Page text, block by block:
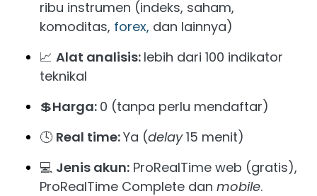
ribu instrumen (indeks, saham,
komoditas, forex, dan lainnya)
📈 Alat analisis: lebih dari 100 indikator
teknikal
💲Harga: 0 (tanpa perlu mendaftar)
🕓 Real time:Ya (delay15 menit)
💻 Jenis akun: ProRealTime web (gratis),
ProRealTime Complete dan mobile.